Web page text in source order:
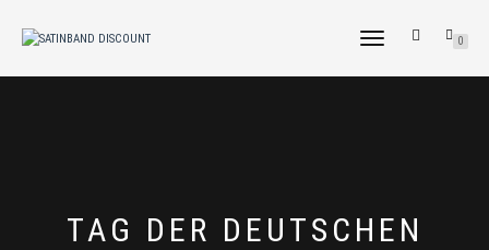
NAVIGATION
0
TAG DER DEUTSCHEN